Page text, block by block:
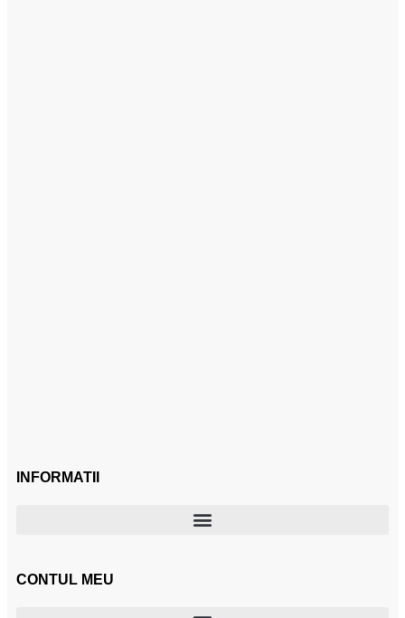
INFORMATII
CONTUL MEU